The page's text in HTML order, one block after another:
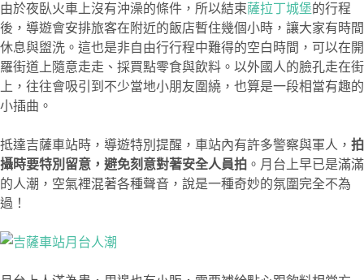
由於夜臥火車上沒有沖澡的條件，所以結束薩拉丁城堡的行程
後，導遊會安排旅客在附近的飯店暫住幾個小時，讓大家有時間
休息與盥洗。這也是非自由行行程中難得的空白時間，可以在開
羅街道上隨意走走、採買點零食與飲料。以外國人的臉孔走在街
上，往往會吸引到不少當地小朋友圍繞，也算是一段相當有趣的
小插曲。
抵達吉薩車站時，導遊特別提醒，車站內有許多警察與軍人， 拍
攝時要特別留意，避免刻意對著安全人員拍 。月台上早已是滿滿
的人潮，空氣裡混著各種聲音，說是一種奇妙的氛圍完全不為
過！